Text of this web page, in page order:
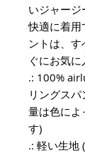
いジャージ
快適に着用
ントは、
ぐにお気に
.: 100%
リングス
量は色によ
す)
.: 軽い生地